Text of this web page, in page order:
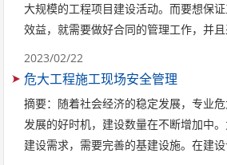
大规模的工程项目建设活动。而要想保
效益，就需要做好合同的管理工作，并
2023/02/22
危大工程施工现场安全管理
摘要：随着社会经济的稳定发展，专业
发展的好时机，建设数量在不断增加中
建设需求，需要完善的基建设施。在建